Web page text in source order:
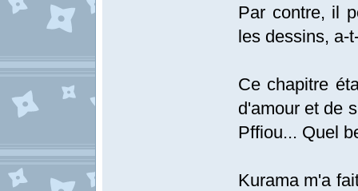
Par contre, il
les dessins, a-
Ce chapitre
d'amour et de
Pffiou... Quel
Kurama m'a